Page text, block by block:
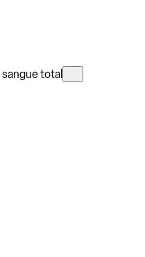
total